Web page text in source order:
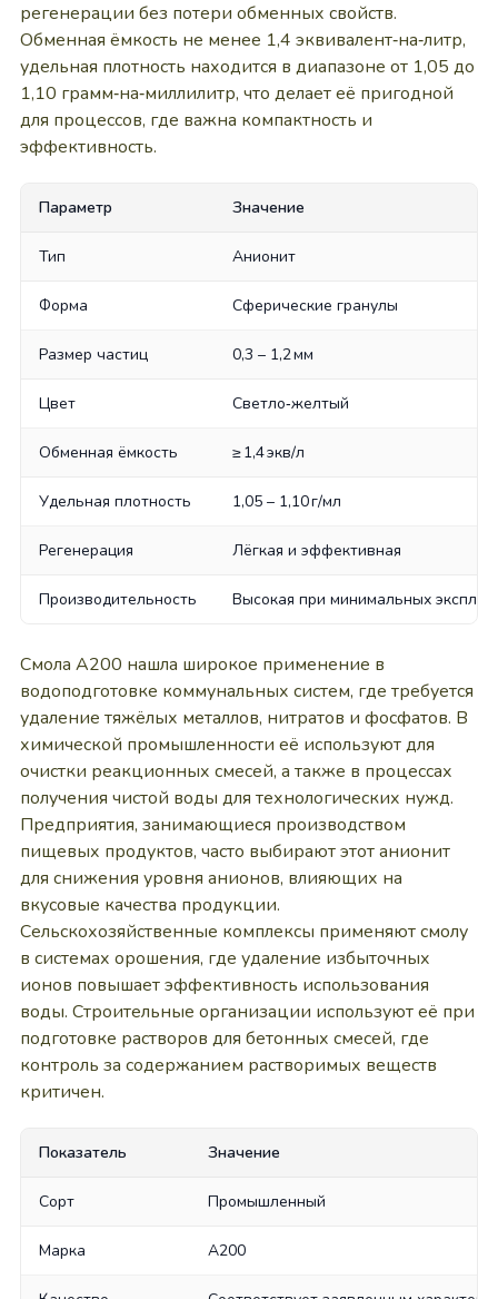
регенерации без потери обменных свойств.
Обменная ёмкость не менее 1,4 эквивалент‑на‑литр,
удельная плотность находится в диапазоне от 1,05 до
1,10 грамм‑на‑миллилитр, что делает её пригодной
для процессов, где важна компактность и
эффективность.
Параметр Значение
Тип Анионит
Форма Сферические гранулы
Размер частиц 0,3 – 1,2 мм
Цвет Светло‑желтый
Обменная ёмкость ≥ 1,4 экв/л
Удельная плотность 1,05 – 1,10 г/мл
Регенерация Лёгкая и эффективная
Производительность Высокая при минимальных
Смола A200 нашла широкое применение в
водоподготовке коммунальных систем, где требуется
удаление тяжёлых металлов, нитратов и фосфатов. В
химической промышленности её используют для
очистки реакционных смесей, а также в процессах
получения чистой воды для технологических нужд.
Предприятия, занимающиеся производством
пищевых продуктов, часто выбирают этот анионит
для снижения уровня анионов, влияющих на
вкусовые качества продукции.
Сельскохозяйственные комплексы применяют смолу
в системах орошения, где удаление избыточных
ионов повышает эффективность использования
воды. Строительные организации используют её при
подготовке растворов для бетонных смесей, где
контроль за содержанием растворимых веществ
критичен.
Показатель Значение
Сорт Промышленный
Марка A200